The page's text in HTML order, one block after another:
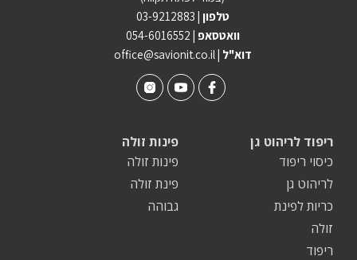
טלפון | 03-9212883
וואטסאפ | 054-6016552
office@savionit.co.il | דוא"ל
פינות זולה
פינות זולה
פינת זולה
גבוהה
ריפוד לריהוט גן
כיסוי ריפוד
לריהוט גן
כריות לפינת
זולה
ריפוד